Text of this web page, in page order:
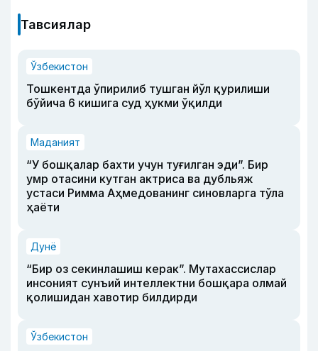
Тавсиялар
Ўзбекистон
Тошкентда ўпирилиб тушган йўл қурилиши
бўйича 6 кишига суд ҳукми ўқилди
Маданият
“У бошқалар бахти учун туғилган эди”. Бир
умр отасини кутган актриса ва дубльяж
устаси Римма Аҳмедованинг синовларга тўла
ҳаёти
Дунё
“Бир оз секинлашиш керак”. Мутахассислар
инсоният сунъий интеллектни бошқара олмай
қолишидан хавотир билдирди
Ўзбекистон